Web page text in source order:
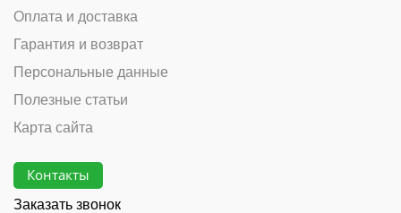
Оплата и доставка
Гарантия и возврат
Персональные данные
Полезные статьи
Карта сайта
Контакты
Заказать звонок